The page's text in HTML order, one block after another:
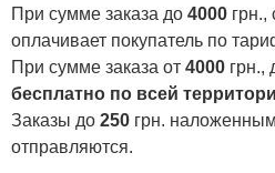
При сумме заказа до 4000 грн.,
оплачивает покупатель по
При сумме заказа от 4000 грн.,
бесплатно по всей
Заказы до 250 грн.
отправляются.